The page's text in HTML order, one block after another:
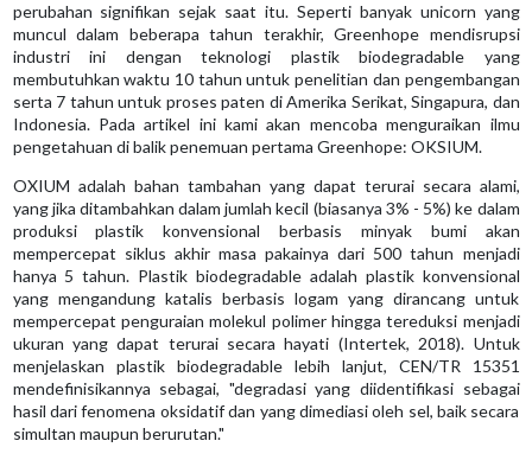
perubahan signifikan sejak saat itu. Seperti banyak unicorn yang
muncul dalam beberapa tahun terakhir, Greenhope mendisrupsi
industri ini dengan teknologi plastik biodegradable yang
membutuhkan waktu 10 tahun untuk penelitian dan pengembangan
serta 7 tahun untuk proses paten di Amerika Serikat, Singapura, dan
Indonesia. Pada artikel ini kami akan mencoba menguraikan ilmu
pengetahuan di balik penemuan pertama Greenhope: OKSIUM.
OXIUM adalah bahan tambahan yang dapat terurai secara alami,
yang jika ditambahkan dalam jumlah kecil (biasanya 3% - 5%) ke dalam
produksi plastik konvensional berbasis minyak bumi akan
mempercepat siklus akhir masa pakainya dari 500 tahun menjadi
hanya 5 tahun. Plastik biodegradable adalah plastik konvensional
yang mengandung katalis berbasis logam yang dirancang untuk
mempercepat penguraian molekul polimer hingga tereduksi menjadi
ukuran yang dapat terurai secara hayati (Intertek, 2018). Untuk
menjelaskan plastik biodegradable lebih lanjut, CEN/TR 15351
mendefinisikannya sebagai, "degradasi yang diidentifikasi sebagai
hasil dari fenomena oksidatif dan yang dimediasi oleh sel, baik secara
simultan maupun berurutan."